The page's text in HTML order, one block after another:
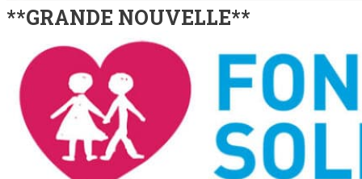
**GRANDE NOUVELLE**